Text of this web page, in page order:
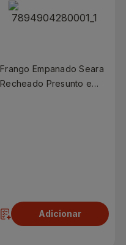
Frango Empanado Seara
Recheado Presunto e
Adicionar